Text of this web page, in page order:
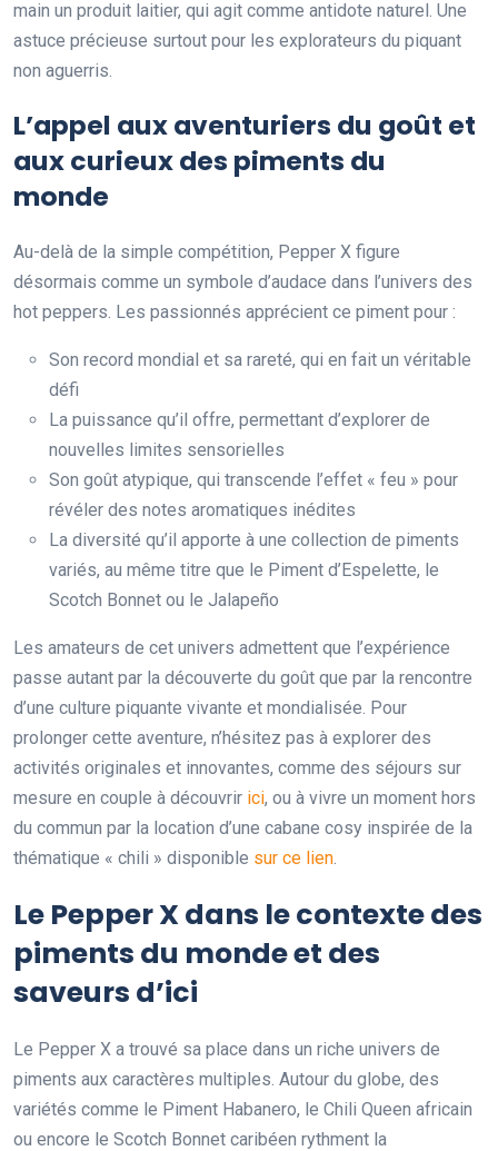
main un produit laitier, qui agit comme antidote naturel. Une
astuce précieuse surtout pour les explorateurs du piquant
non aguerris.
L’appel aux aventuriers du goût et
aux curieux des piments du
monde
Au-delà de la simple compétition, Pepper X figure
désormais comme un symbole d’audace dans l’univers des
hot peppers. Les passionnés apprécient ce piment pour :
Son record mondial et sa rareté, qui en fait un véritable
défi
La puissance qu’il offre, permettant d’explorer de
nouvelles limites sensorielles
Son goût atypique, qui transcende l’effet « feu » pour
révéler des notes aromatiques inédites
La diversité qu’il apporte à une collection de piments
variés, au même titre que le Piment d’Espelette, le
Scotch Bonnet ou le Jalapeño
Les amateurs de cet univers admettent que l’expérience
passe autant par la découverte du goût que par la rencontre
d’une culture piquante vivante et mondialisée. Pour
prolonger cette aventure, n’hésitez pas à explorer des
activités originales et innovantes, comme des séjours sur
mesure en couple à découvrir ici, ou à vivre un moment hors
du commun par la location d’une cabane cosy inspirée de la
thématique « chili » disponible sur ce lien
Le Pepper X dans le contexte des
piments du monde et des
saveurs d’ici
Le Pepper X a trouvé sa place dans un riche univers de
piments aux caractères multiples. Autour du globe, des
variétés comme le Piment Habanero, le Chili Queen africain
ou encore le Scotch Bonnet caribéen rythment la